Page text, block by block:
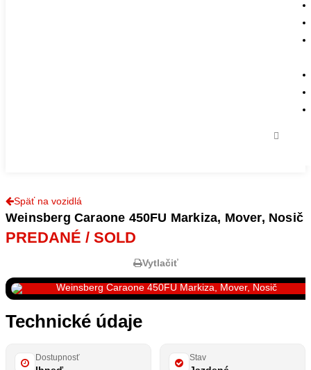
Späť na vozidlá
Weinsberg Caraone 450FU Markiza, Mover, Nosič
PREDANÉ / SOLD
Vytlačiť
Technické údaje
Dostupnosť Stav